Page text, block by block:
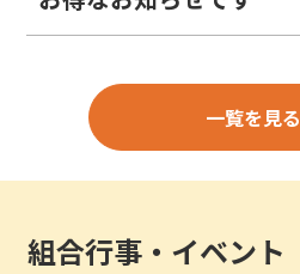
一覧を見る
組合行事・イベント